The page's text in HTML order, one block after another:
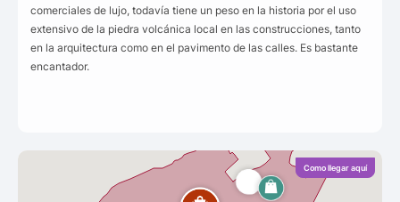
comerciales de lujo, todavía tiene un peso en la historia por el uso
extensivo de la piedra volcánica local en las construcciones, tanto
en la arquitectura como en el pavimento de las calles. Es bastante
encantador.
Como llegar aquí